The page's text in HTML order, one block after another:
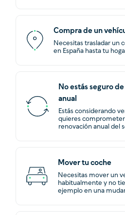
Compra de un
Necesitas trasladar un
en España hasta tu
No estás seguro
anual
Estás considerando
quieres
renovación anual del
Mover tu coche
Necesitas mover un
habitualmente y no
ejemplo en una